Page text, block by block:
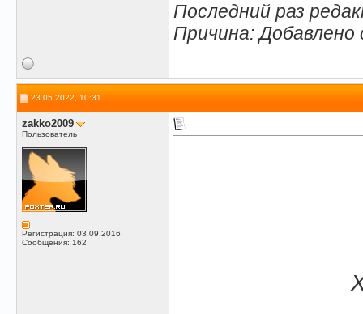
Последний раз
Причина:
23.05.2022, 10:31
zakko2009
Пользователь
Регистрация: 03.09.2016
Сообщения: 162